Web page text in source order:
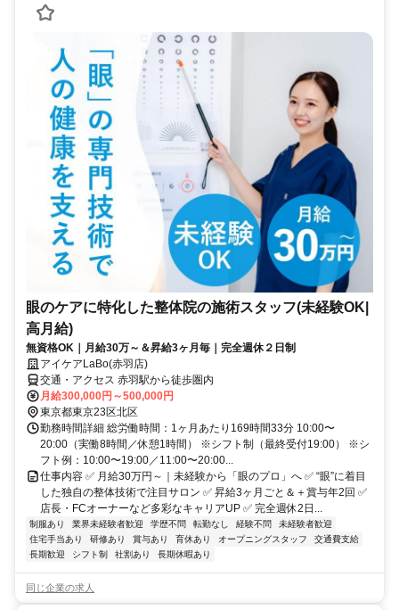
眼のケアに特化した整体院の施術スタッフ(未経験OK|
高月給)
無資格OK｜月給30万～＆昇給3ヶ月毎｜完全週休２日制
アイケアLaBo(赤羽店)
交通・アクセス 赤羽駅から徒歩圏内
月給300,000円～500,000円
東京都東京23区北区
勤務時間詳細 総労働時間：1ヶ月あたり169時間33分 10:00〜
20:00（実働8時間／休憩1時間） ※シフト制（最終受付19:00） ※シ
フト例：10:00〜19:00／11:00〜20:00...
仕事内容 ✅ 月給30万円～｜未経験から「眼のプロ」へ ✅ “眼”に着目
した独自の整体技術で注目サロン ✅ 昇給3ヶ月ごと＆＋賞与年2回 ✅
店長・FCオーナーなど多彩なキャリアUP ✅ 完全週休2日...
制服あり 業界未経験者歓迎 学歴不問 転勤なし 経験不問
未経験者歓迎
住宅手当あり
研修あり 賞与あり 育休あり オープニングスタッフ
交通費支給
長期歓迎
シフト制 社割あり 長期休暇あり
同じ企業の求人